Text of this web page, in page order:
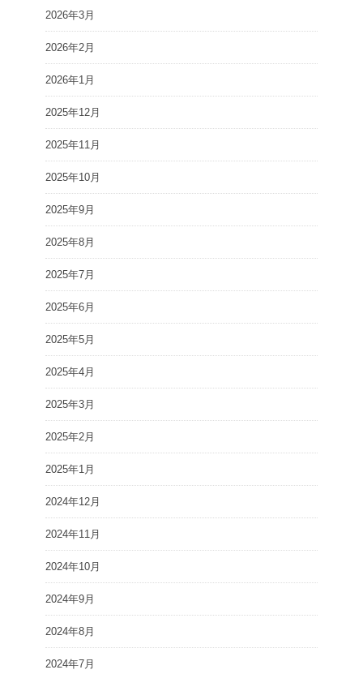
2026年3月
2026年2月
2026年1月
2025年12月
2025年11月
2025年10月
2025年9月
2025年8月
2025年7月
2025年6月
2025年5月
2025年4月
2025年3月
2025年2月
2025年1月
2024年12月
2024年11月
2024年10月
2024年9月
2024年8月
2024年7月